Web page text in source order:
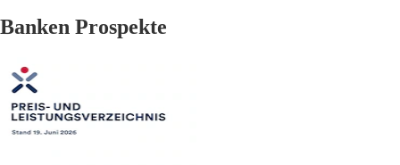
Banken Prospekte